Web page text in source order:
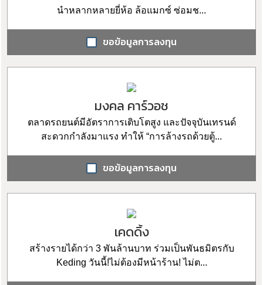
นำหลากหลายยี่ห้อ ล้อแมกซ์ ซ่อมช...
ขอข้อมูลการลงทุน
มงคล คาร์วอช
ตลาดรถยนต์มีอัตราการเติบโตสูง และปัจจุบันเทรนด์
สะดวกกำลังมาแรง ทำให้ “การล้างรถด้วยตู้...
ขอข้อมูลการลงทุน
เคดดิ้ง
สร้างรายได้กว่า 3 พันล้านบาท ร่วมเป็นพันธมิตรกับ
Keding วันนี้!ไม่ต้องมีหน้าร้าน! ไม่ต...